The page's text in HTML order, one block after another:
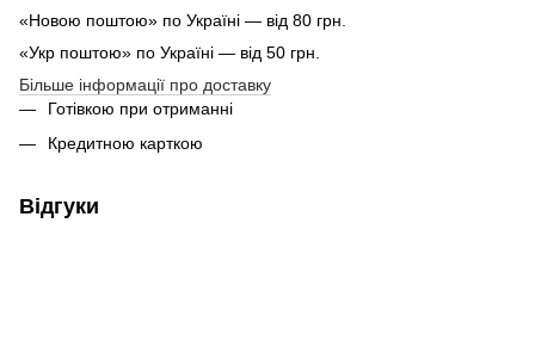
«Новою поштою» по Україні — від 80 грн.
«Укр поштою» по Україні — від 50 грн.
Більше інформації про доставку
Готівкою при отриманні
Кредитною карткою
Відгуки